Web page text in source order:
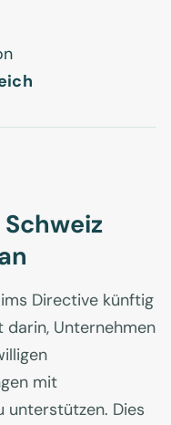
Directive künftig
darin, Unternehmen
mit
unterstützen. Dies